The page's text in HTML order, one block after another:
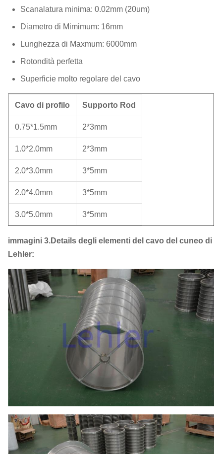
Scanalatura minima: 0.02mm (20um)
Diametro di Mimimum: 16mm
Lunghezza di Maxmum: 6000mm
Rotondità perfetta
Superficie molto regolare del cavo
Cavo di profilo Supporto Rod
0.75*1.5mm 2*3mm
1.0*2.0mm 2*3mm
2.0*3.0mm 3*5mm
2.0*4.0mm 3*5mm
3.0*5.0mm 3*5mm
immagini 3.Details degli elementi del cavo del cuneo di
Lehler: